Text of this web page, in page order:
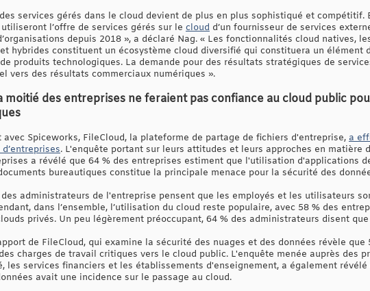
services gérés dans le cloud devient de plus en plus sophistiqué et compétitif.
l’offre de services gérés sur le cloud d’un fournisseur de services
depuis 2018 », a déclaré Nag. « Les fonctionnalités cloud natives,
hybrides constituent un écosystème cloud diversifié qui constituera un
produits technologiques. La demande pour des résultats stratégiques de
vers des résultats commerciaux numériques ».
moitié des entreprises ne feraient pas confiance au cloud public
avec Spiceworks, FileCloud, la plateforme de partage de fichiers d'entreprise, a
. L'enquête portant sur leurs attitudes et leurs approches en matière
a révélé que 64 % des entreprises estiment que l'utilisation d'applications
bureautiques constitue la principale menace pour la sécurité des
des administrateurs de l'entreprise pensent que les employés et les utilisateurs
dans l’ensemble, l’utilisation du cloud reste populaire, avec 58 % des
privés. Un peu légèrement préoccupant, 64 % des administrateurs disent
de FileCloud, qui examine la sécurité des nuages et des données révèle
charges de travail critiques vers le cloud public. L'enquête menée auprès des
les services financiers et les établissements d'enseignement, a également
avait une incidence sur le passage au cloud.